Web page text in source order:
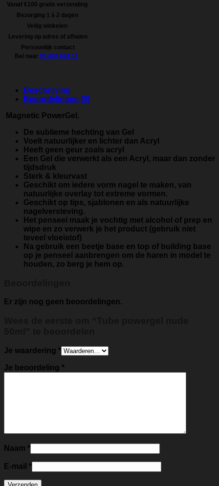
Vanaf €100 gratis verzending
Bezorging 1 á 2 dagen
Veilig winkelen
Levering op adres of afhalen
Persoonlijk contact
Bel naar 06 484 024 18
Beschrijving
Beoordelingen (0)
Magnetic PowerGel.
De sublieme hechting van Gel
Voelt natuurlijker en lichter dan Acryl
Heeft geen geur zoals acryl
Een Gel die verwerkt als een Acryl, maar dan zonder
tijdsdruk
Sterk & kleurvast
Geschikt om iedere vorm nagel te maken, van
natuurlijke overlay tot extreme vormen.
Geschikt op tips, sjablonen en als natuurlijke
nagelversteving.
Het penseel maak je vochtig met alcohol of prep en
wipe en zo verwerk je het product (gebruik niet
teveel vloeistof)
Na gebruik een beetje base en top of building base
op je penseel aanbrengen om de haren in model te
houden, zo berg je hem op.
Er zijn nog geen beoordelingen.
Je waardering *
Je beoordeling *
Naam *
E-mail *